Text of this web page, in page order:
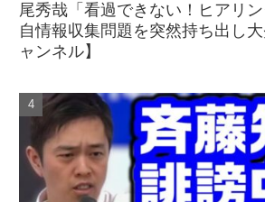
尾秀哉「看過できない！ヒアリ
自情報収集問題を突然持ち出し
ャンネル】